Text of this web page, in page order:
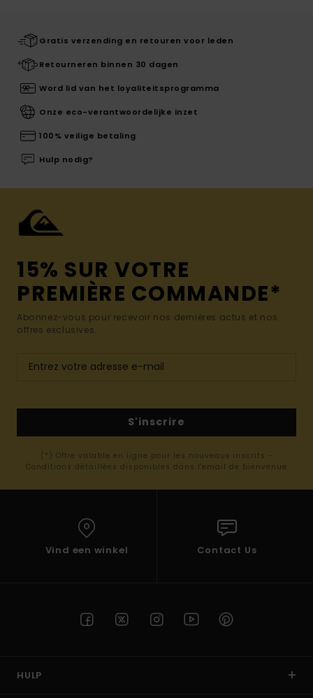
Gratis verzending en retouren voor leden
Retourneren binnen 30 dagen
Word lid van het loyaliteitsprogramma
Onze eco-verantwoordelijke inzet
100% veilige betaling
Hulp nodig?
15% SUR VOTRE
PREMIÈRE COMMANDE*
Abonnez-vous pour recevoir nos dernières actus et nos
offres exclusives.
S'inscrire
(*) Offre valable en ligne pour les nouveaux inscrits -
Conditions détaillées disponibles dans l'email de bienvenue
Vind een winkel Contact Us
HULP